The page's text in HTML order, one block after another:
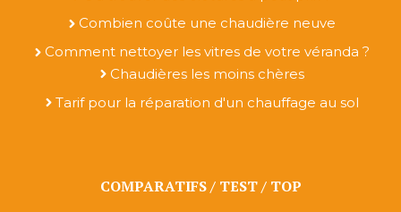
Combien coûte une chaudière neuve
Comment nettoyer les vitres de votre véranda ?
Chaudières les moins chères
Tarif pour la réparation d'un chauffage au sol
COMPARATIFS / TEST / TOP